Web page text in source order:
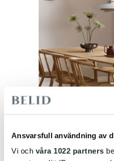
Ansvarsfull användning av
Vi och våra 1022 partners